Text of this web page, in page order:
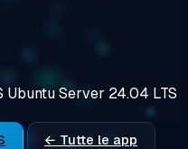
Ubuntu Server 24.04 LTS
← Tutte le app